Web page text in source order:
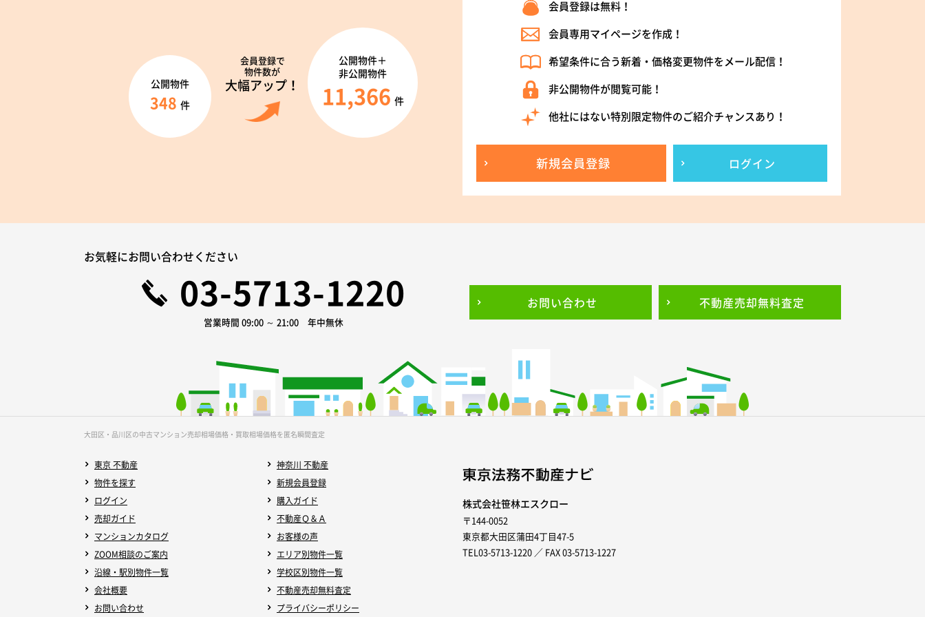
会員登録で
物件数が
大幅アップ！
公開物件
348 件
公開物件＋
非公開物件
11,366 件
会員登録は無料！
会員専用マイページを作成！
希望条件に合う新着・価格変更物件をメール配信！
非公開物件が閲覧可能！
他社にはない特別限定物件のご紹介チャンスあり！
新規会員登録 ログイン
お気軽にお問い合わせください
03-5713-1220
営業時間 09:00 ～ 21:00 年中無休
お問い合わせ 不動産売却無料査定
大田区・品川区の中古マンション売却相場価格・買取相場価格を匿名瞬間査定
東京 不動産
神奈川 不動産
物件を探す
新規会員登録
ログイン
購入ガイド
売却ガイド
不動産Ｑ＆Ａ
マンションカタログ
お客様の声
ZOOM相談のご案内
エリア別物件一覧
沿線・駅別物件一覧
学校区別物件一覧
会社概要
不動産売却無料査定
お問い合わせ
プライバシーポリシー
株式会社笹林エスクロー
〒144-0052
東京都大田区蒲田4丁目47-5
TEL03-5713-1220 ／ FAX 03-5713-1227